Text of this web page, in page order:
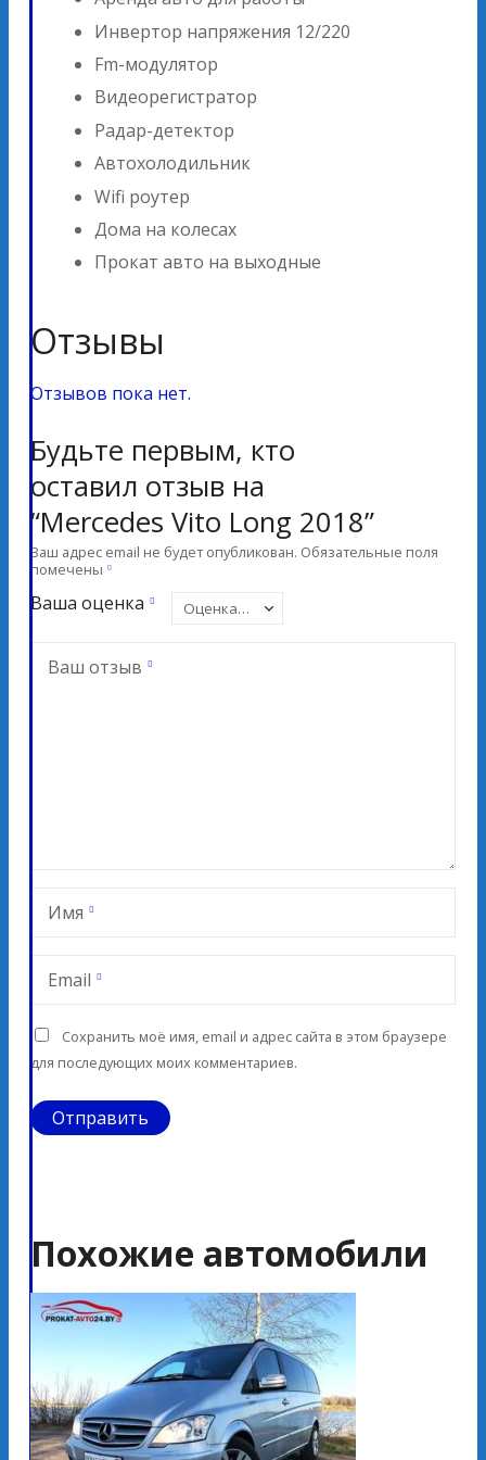
Инвертор напряжения 12/220
Fm-модулятор
Видеорегистратор
Радар-детектор
Автохолодильник
Wifi роутер
Дома на колесах
Прокат авто на выходные
Отзывы
Отзывов пока нет.
Будьте первым, кто
оставил отзыв на
“Mercedes Vito Long 2018”
Ваш адрес email не будет опубликован. Обязательные поля
помечены
Ваша оценка
Ваш отзыв
Имя
Email
Сохранить моё имя, email и адрес сайта в этом браузере
для последующих моих комментариев.
Похожие автомобили